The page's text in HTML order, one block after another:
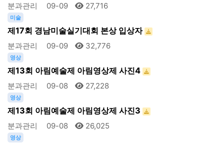
분과관리 09-09 27,716
미술
제17회 경남미술실기대회 본상 입상자
분과관리 09-09 32,776
영상
제13회 아림예술제 아림영상제 사진4
분과관리 09-08 27,228
영상
제13회 아림예술제 아림영상제 사진3
분과관리 09-08 26,025
영상